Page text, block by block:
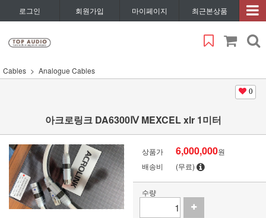
로그인 회원가입 마이페이지 최근본상품
Cables Analogue Cables
0
아크로링크 DA6300Ⅳ MEXCEL xlr 1미터
상품가 6,000,000원
배송비
(무료)
수량